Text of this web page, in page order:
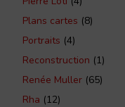
Plans cartes (8)
Portraits (4)
Reconstruction (1)
Renée Muller (65)
Rha (12)